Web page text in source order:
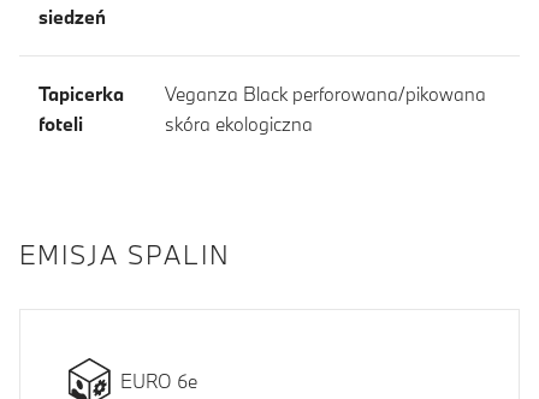
siedzeń
Tapicerka
foteli
Veganza Black perforowana/pikowana
skóra ekologiczna
EMISJA SPALIN
EURO 6e